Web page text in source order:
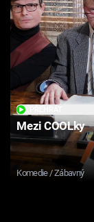
Mezi COOLky
Komedie / Zábavný